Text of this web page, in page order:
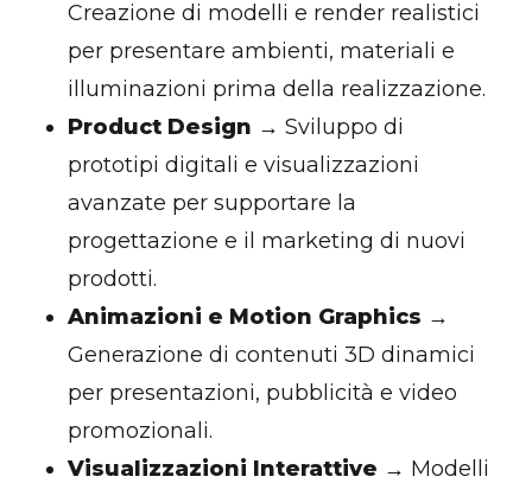
Creazione di modelli e render realistici
per presentare ambienti, materiali e
illuminazioni prima della realizzazione.
Product Design → Sviluppo di
prototipi digitali e visualizzazioni
avanzate per supportare la
progettazione e il marketing di nuovi
prodotti.
Animazioni e Motion Graphics →
Generazione di contenuti 3D dinamici
per presentazioni, pubblicità e video
promozionali.
Visualizzazioni Interattive → Modelli